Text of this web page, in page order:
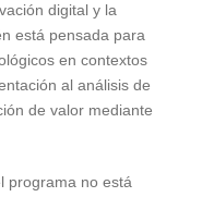
digital y la
está pensada para
en contextos
al análisis de
de valor mediante
programa no está